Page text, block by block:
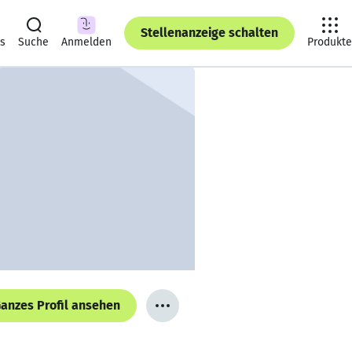
Suche Anmelden
Stellenanzeige schalten
Produkte
Profil ansehen